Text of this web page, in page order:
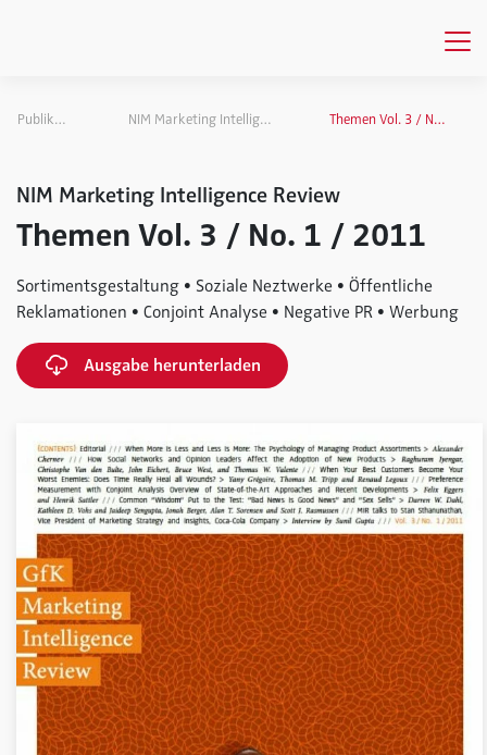
Publikationen NIM Marketing Intelligence Review Themen Vol. 3 / No. 1 / 2011
NIM Marketing Intelligence Review
Themen Vol. 3 / No. 1 / 2011
Sortimentsgestaltung • Soziale Neztwerke • Öffentliche
Reklamationen • Conjoint Analyse • Negative PR • Werbung
Ausgabe herunterladen